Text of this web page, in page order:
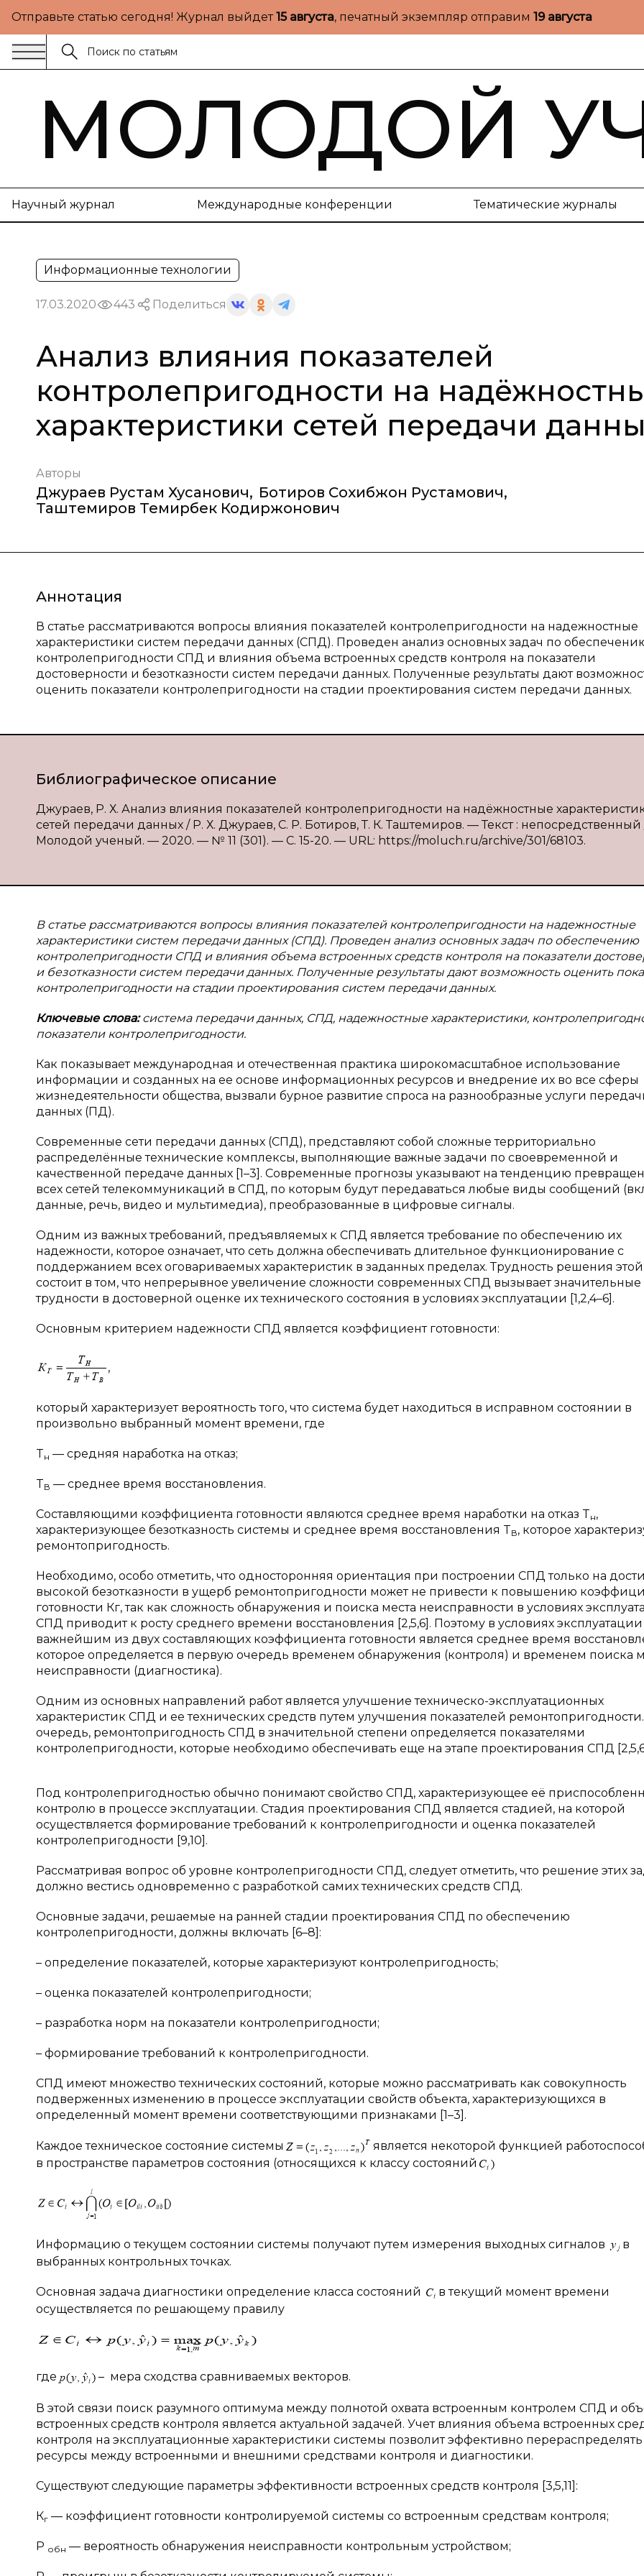
Отправьте статью сегодня! Журнал выйдет15 августа, печатный экземпляр отправим 19 августа
МОЛОДОЙ
Научный журнал Международные конференции Тематические журналы
Информационные технологии
17.03.2020 443 Поделиться
Анализ влияния показателей
контролепригодности на
характеристики сетей передачи
Авторы
Джураев Рустам Хусанович, Ботиров Сохибжон Рустамович,
Таштемиров Темирбек Кодиржонович
Аннотация
В статье рассматриваются вопросы влияния показателей контролепригодности на надежностные
характеристики систем передачи данных (СПД). Проведен анализ основных задач по
контролепригодности СПД и влияния объема встроенных средств контроля на показатели
достоверности и безотказности систем передачи данных. Полученные результаты дают
оценить показатели контролепригодности на стадии проектирования систем передачи данных.
Библиографическое описание
Джураев, Р. Х. Анализ влияния показателей контролепригодности на надёжностные
сетей передачи данных / Р. Х. Джураев, С. Р. Ботиров, Т. К. Таштемиров. — Текст : непосредственный
Молодой ученый. — 2020. — № 11 (301). — С. 15-20. — URL: https://moluch.ru/archive/301/68103.
В статье рассматриваются вопросы влияния показателей контролепригодности на надежностные
характеристики систем передачи данных (СПД). Проведен анализ основных задач по обеспечению
контролепригодности СПД и влияния объема встроенных средств контроля на показатели
и безотказности систем передачи данных. Полученные результаты дают возможность оценить
контролепригодности на стадии проектирования систем передачи данных.
Ключевые слова:система передачи данных, СПД, надежностные характеристики,
показатели контролепригодности.
Как показывает международная и отечественная практика широкомасштабное использование
информации и созданных на ее основе информационных ресурсов и внедрение их во все сферы
жизнедеятельности общества, вызвали бурное развитие спроса на разнообразные услуги
данных (ПД).
Современные сети передачи данных (СПД), представляют собой сложные территориально
распределённые технические комплексы, выполняющие важные задачи по своевременной и
качественной передаче данных [1–3]. Современные прогнозы указывают на тенденцию
всех сетей телекоммуникаций в СПД, по которым будут передаваться любые виды сообщений
данные, речь, видео и мультимедиа), преобразованные в цифровые сигналы.
Одним из важных требований, предъявляемых к СПД является требование по обеспечению их
надежности, которое означает, что сеть должна обеспечивать длительное функционирование с
поддержанием всех оговариваемых характеристик в заданных пределах. Трудность решения
состоит в том, что непрерывное увеличение сложности современных СПД вызывает значительные
трудности в достоверной оценке их технического состояния в условиях эксплуатации [1,2,4–6].
Основным критерием надежности СПД является коэффициент готовности:
,
который характеризует вероятность того, что система будет находиться в исправном состоянии в
произвольно выбранный момент времени, где
Tн — средняя наработка на отказ;
TВ — среднее время восстановления.
Составляющими коэффициента готовности являются среднее время наработки на отказ Tн,
характеризующее безотказность системы и среднее время восстановления TВ, которое
ремонтопригодность.
Необходимо, особо отметить, что односторонняя ориентация при построении СПД только на
высокой безотказности в ущерб ремонтопригодности может не привести к повышению
готовности Кг, так как сложность обнаружения и поиска места неисправности в условиях
СПД приводит к росту среднего времени восстановления [2,5,6]. Поэтому в условиях
важнейшим из двух составляющих коэффициента готовности является среднее время
которое определяется в первую очередь временем обнаружения (контроля) и временем поиска
неисправности (диагностика).
Одним из основных направлений работ является улучшение техническо-эксплуатационных
характеристик СПД и ее технических средств путем улучшения показателей
очередь, ремонтопригодность СПД в значительной степени определяется показателями
контролепригодности, которые необходимо обеспечивать еще на этапе проектирования СПД
Под контролепригодностью обычно понимают свойство СПД, характеризующее её
контролю в процессе эксплуатации. Стадия проектирования СПД является стадией, на которой
осуществляется формирование требований к контролепригодности и оценка показателей
контролепригодности [9,10].
Рассматривая вопрос об уровне контролепригодности СПД, следует отметить, что решение этих
должно вестись одновременно с разработкой самих технических средств СПД.
Основные задачи, решаемые на ранней стадии проектирования СПД по обеспечению
контролепригодности, должны включать [6–8]:
– определение показателей, которые характеризуют контролепригодность;
– оценка показателей контролепригодности;
– разработка норм на показатели контролепригодности;
– формирование требований к контролепригодности.
СПД имеют множество технических состояний, которые можно рассматривать как совокупность
подверженных изменению в процессе эксплуатации свойств объекта, характеризующихся в
определенный момент времени соответствующими признаками [1–3].
Каждое техническое состояние системы
является некоторой функцией
в пространстве параметров состояния (относящихся к классу состояний
Информацию о текущем состоянии системы получают путем измерения выходных сигналов
в
выбранных контрольных точках.
Основная задача диагностики определение класса состояний
в текущий момент времени
осуществляется по решающему правилу
где мера сходства сравниваемых векторов.
В этой связи поиск разумного оптимума между полнотой охвата встроенным контролем СПД и
встроенных средств контроля является актуальной задачей. Учет влияния объема встроенных
контроля на эксплуатационные характеристики системы позволит эффективно перераспределять
ресурсы между встроенными и внешними средствами контроля и диагностики.
Существуют следующие параметры эффективности встроенных средств контроля [3,5,11]:
Кг — коэффициент готовности контролируемой системы со встроенным средствам контроля;
Р обн — вероятность обнаружения неисправности контрольным устройством;